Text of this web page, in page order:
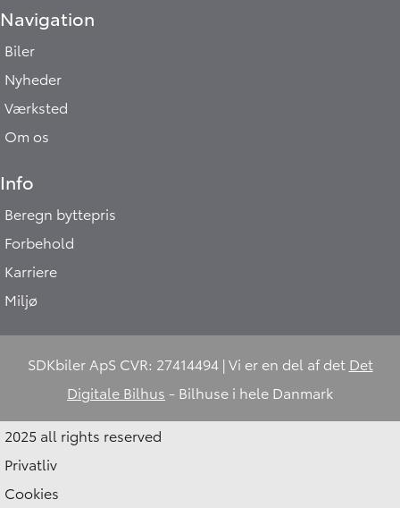
Navigation
Biler
Nyheder
Værksted
Om os
Info
Beregn byttepris
Forbehold
Karriere
Miljø
SDKbiler ApS CVR: 27414494 | Vi er en del af det Det
Digitale Bilhus - Bilhuse i hele Danmark
2025 all rights reserved
Privatliv
Cookies